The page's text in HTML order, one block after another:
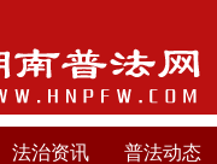
法治资讯 普法动态